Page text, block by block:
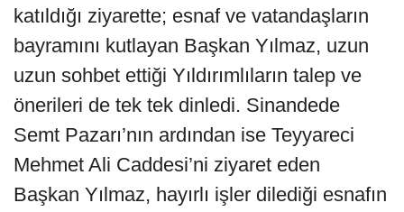
katıldığı ziyarette; esnaf ve vatandaşların
bayramını kutlayan Başkan Yılmaz, uzun
uzun sohbet ettiği Yıldırımlıların talep ve
önerileri de tek tek dinledi. Sinandede
Semt Pazarı’nın ardından ise Teyyareci
Mehmet Ali Caddesi’ni ziyaret eden
Başkan Yılmaz, hayırlı işler dilediği esnafın